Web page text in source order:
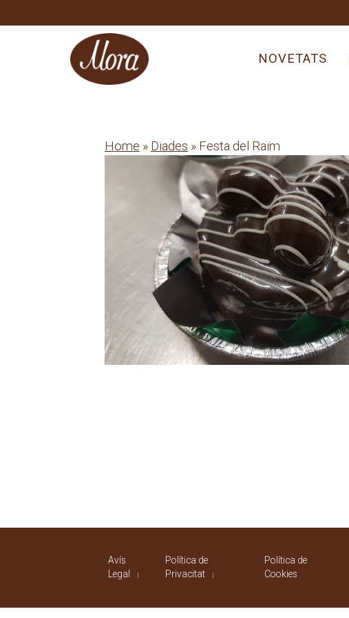
to
NOVETATS
Home » Diades » Festa del Raïm
Avís
Legal
Política de
Privacitat
Política de
Cookies